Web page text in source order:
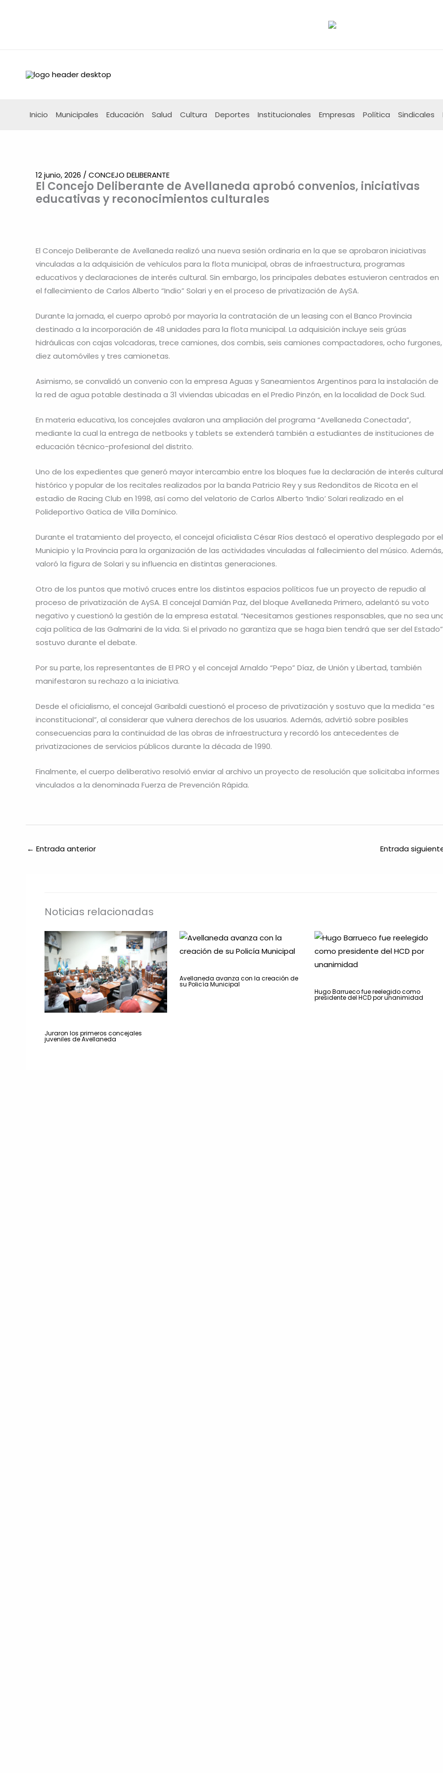
Inicio Municipales Educación Salud Cultura Deportes Institucionales Empresas Política Sindicales
El Concejo Deliberante de Avellaneda aprobó convenios, iniciativas
educativas y reconocimientos culturales
12 junio, 2026 / CONCEJO DELIBERANTE
El Concejo Deliberante de Avellaneda realizó una nueva sesión ordinaria en la que se aprobaron iniciativas
vinculadas a la adquisición de vehículos para la flota municipal, obras de infraestructura, programas
educativos y declaraciones de interés cultural. Sin embargo, los principales debates estuvieron centrados en
el fallecimiento de Carlos Alberto “Indio” Solari y en el proceso de privatización de AySA.
Durante la jornada, el cuerpo aprobó por mayoría la contratación de un leasing con el Banco Provincia
destinado a la incorporación de 48 unidades para la flota municipal. La adquisición incluye seis grúas
hidráulicas con cajas volcadoras, trece camiones, dos combis, seis camiones compactadores, ocho furgones,
diez automóviles y tres camionetas.
Asimismo, se convalidó un convenio con la empresa Aguas y Saneamientos Argentinos para la instalación de
la red de agua potable destinada a 31 viviendas ubicadas en el Predio Pinzón, en la localidad de Dock Sud.
En materia educativa, los concejales avalaron una ampliación del programa “Avellaneda Conectada”,
mediante la cual la entrega de netbooks y tablets se extenderá también a estudiantes de instituciones de
educación técnico-profesional del distrito.
Uno de los expedientes que generó mayor intercambio entre los bloques fue la declaración de interés
histórico y popular de los recitales realizados por la banda Patricio Rey y sus Redonditos de Ricota en el
estadio de Racing Club en 1998, así como del velatorio de Carlos Alberto ‘Indio’ Solari realizado en el
Polideportivo Gatica de Villa Domínico.
Durante el tratamiento del proyecto, el concejal oficialista César Ríos destacó el operativo desplegado por el
Municipio y la Provincia para la organización de las actividades vinculadas al fallecimiento del músico. Además,
valoró la figura de Solari y su influencia en distintas generaciones.
Otro de los puntos que motivó cruces entre los distintos espacios políticos fue un proyecto de repudio al
proceso de privatización de AySA. El concejal Damián Paz, del bloque Avellaneda Primero, adelantó su voto
negativo y cuestionó la gestión de la empresa estatal. “Necesitamos gestiones responsables, que no sea
caja política de las Galmarini de la vida. Si el privado no garantiza que se haga bien tendrá que ser del
sostuvo durante el debate.
Por su parte, los representantes de El PRO y el concejal Arnaldo “Pepo” Díaz, de Unión y Libertad, también
manifestaron su rechazo a la iniciativa.
Desde el oficialismo, el concejal Garibaldi cuestionó el proceso de privatización y sostuvo que la medida “es
inconstitucional”, al considerar que vulnera derechos de los usuarios. Además, advirtió sobre posibles
consecuencias para la continuidad de las obras de infraestructura y recordó los antecedentes de
privatizaciones de servicios públicos durante la década de 1990.
Finalmente, el cuerpo deliberativo resolvió enviar al archivo un proyecto de resolución que solicitaba informes
vinculados a la denominada Fuerza de Prevención Rápida.
← Entrada anterior Entrada
Noticias relacionadas
Juraron los primeros concejales
juveniles de Avellaneda
Avellaneda avanza con la creación de
su Policía Municipal
Hugo Barrueco fue reelegido como
presidente del HCD por unanimidad